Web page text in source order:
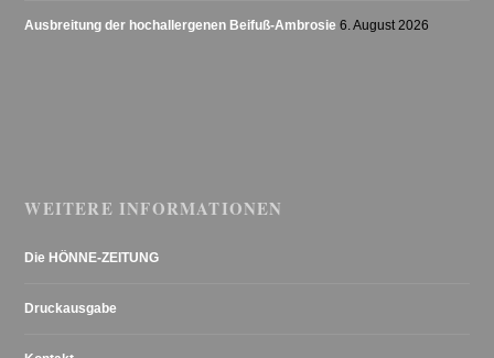
Ausbreitung der hochallergenen Beifuß-Ambrosie 6. August 2026
WEITERE INFORMATIONEN
Die HÖNNE-ZEITUNG
Druckausgabe